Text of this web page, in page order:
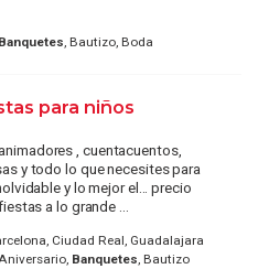
Banquetes, Bautizo, Boda
para niños
, cuentacuentos,
y todo lo que necesites para
y lo mejor el... precio
a lo grande ...
Ciudad Real, Guadalajara
Banquetes, Bautizo